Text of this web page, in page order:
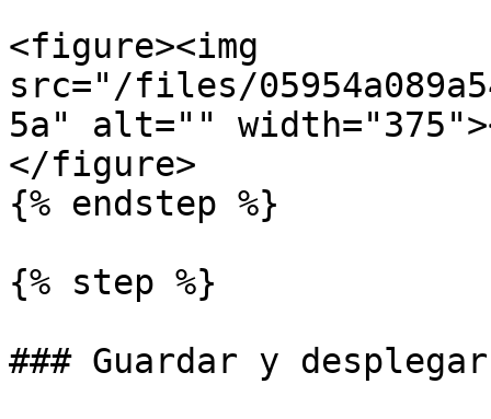
<figure><img
src="/files/
5a" alt=""
</figure>
{% endstep %}
{% step %}
### Guardar y desplegar